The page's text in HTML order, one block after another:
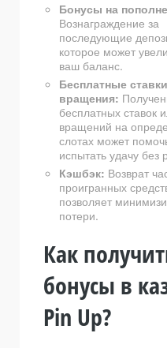
Бонусы на
Вознаграждение за
последующие
которое может
ваш баланс.
Бесплатные
вращения:
бесплатных ставок
вращений на
слотах может
испытать удачу без
Кэшбэк: Возврат
проигранных
позволяет
потери.
Как
бонусы в
Pin Up?